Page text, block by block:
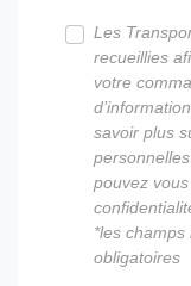
Les
recueillies
votre
savoir plus
pouvez
*les
obligatoires